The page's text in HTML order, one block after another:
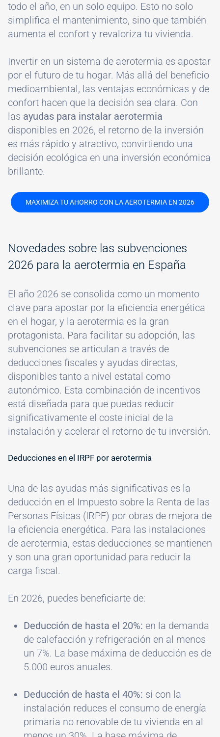
todo el año, en un solo equipo. Esto no solo
simplifica el mantenimiento, sino que también
aumenta el confort y revaloriza tu vivienda.
Invertir en un sistema de aerotermia es apostar
por el futuro de tu hogar. Más allá del beneficio
medioambiental, las ventajas económicas y de
confort hacen que la decisión sea clara. Con
las ayudas para instalar aerotermia
disponibles en 2026, el retorno de la inversión
es más rápido y atractivo, convirtiendo una
decisión ecológica en una inversión económica
brillante.
MAXIMIZA TU AHORRO CON LA AEROTERMIA EN 2026
Novedades sobre las subvenciones
2026 para la aerotermia en España
El año 2026 se consolida como un momento
clave para apostar por la eficiencia energética
en el hogar, y la aerotermia es la gran
protagonista. Para facilitar su adopción, las
subvenciones se articulan a través de
deducciones fiscales y ayudas directas,
disponibles tanto a nivel estatal como
autonómico. Esta combinación de incentivos
está diseñada para que puedas reducir
significativamente el coste inicial de la
instalación y acelerar el retorno de tu inversión.
Deducciones en el IRPF por aerotermia
Una de las ayudas más significativas es la
deducción en el Impuesto sobre la Renta de las
Personas Físicas (IRPF) por obras de mejora de
la eficiencia energética. Para las instalaciones
de aerotermia, estas deducciones se mantienen
y son una gran oportunidad para reducir la
carga fiscal.
En 2026, puedes beneficiarte de:
Deducción de hasta el 20%: en la demanda
de calefacción y refrigeración en al menos
un 7%. La base máxima de deducción es de
5.000 euros anuales.
Deducción de hasta el 40%: si con la
instalación reduces el consumo de energía
primaria no renovable de tu vivienda en al